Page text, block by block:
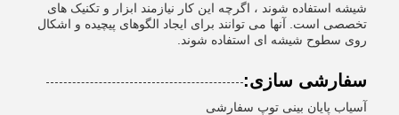
شیشه استفاده شوند ، اگرچه این کار نیازمند ابزار و تکنیک های
تخصصی است. آنها می توانند برای ایجاد الگوهای پیچیده و اشکال
روی سطوح شیشه ای استفاده شوند.
سفارشی سازی:
آسیاب پایان بینی توپ سفارشی